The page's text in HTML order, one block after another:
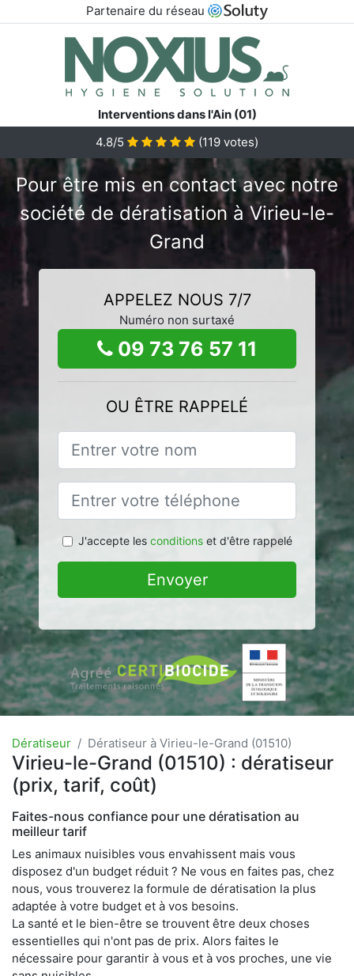
Partenaire du réseau
Interventions dans l'Ain (01)
4.8/5
(119 votes)
Pour être mis en contact avec notre
société de dératisation à Virieu-le-
Grand
APPELEZ NOUS 7/7
Numéro non surtaxé
09 73 76 57 11
OU ÊTRE RAPPELÉ
J'accepte les conditionset d'être rappelé
Envoyer
Dératiseur Dératiseur à Virieu-le-Grand (01510)
Virieu-le-Grand (01510) : dératiseur
(prix, tarif, coût)
Faites-nous confiance pour une dératisation au
meilleur tarif
Les animaux nuisibles vous envahissent mais vous
disposez d'un budget réduit ? Ne vous en faites pas, chez
nous, vous trouverez la formule de dératisation la plus
adaptée à votre budget et à vos besoins.
La santé et le bien-être se trouvent être deux choses
essentielles qui n'ont pas de prix. Alors faites le
nécessaire pour garantir à vous et à vos proches, une vie